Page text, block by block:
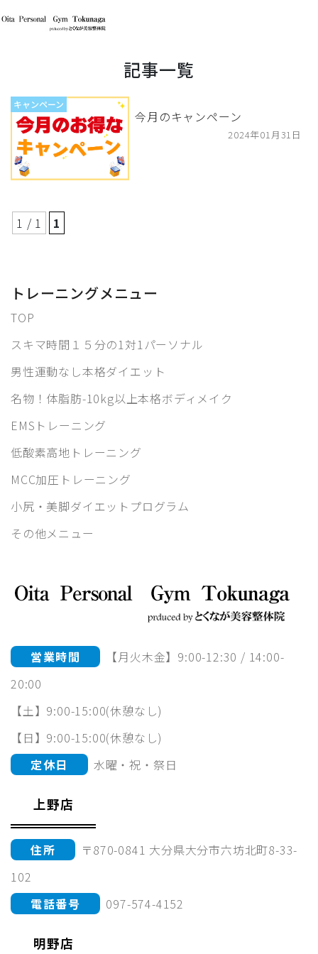
記事一覧
キャンペーン
今月のキャンペーン
2024年01月31日
1 / 1 1
トレーニングメニュー
TOP
スキマ時間１５分の1対1パーソナル
男性運動なし本格ダイエット
名物！体脂肪-10kg以上本格ボディメイク
EMSトレーニング
低酸素高地トレーニング
MCC加圧トレーニング
小尻・美脚ダイエットプログラム
その他メニュー
営業時間
【月火木金】9:00-12:30 / 14:00-
20:00
【土】9:00-15:00(休憩なし)
【日】9:00-15:00(休憩なし)
定休日
水曜・祝・祭日
上野店
住所
〒870-0841 大分県大分市六坊北町8-33-
102
電話番号
097-574-4152
明野店